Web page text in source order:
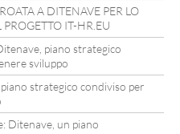
A DITENAVE PER LO
IT-HR.EU
piano strategico
sviluppo
strategico condiviso per
Ditenave, un piano